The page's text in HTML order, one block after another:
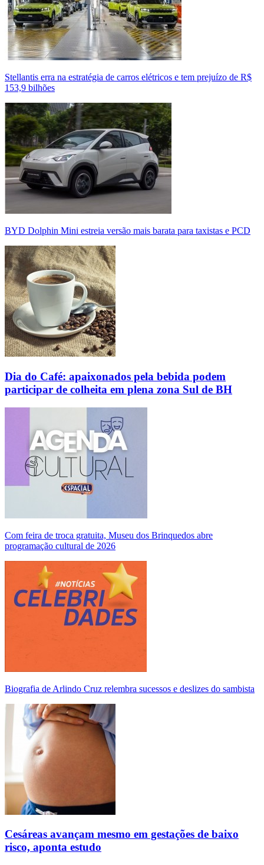
Stellantis erra na estratégia de carros elétricos e tem prejuízo de R$
153,9 bilhões
BYD Dolphin Mini estreia versão mais barata para taxistas e PCD
Dia do Café: apaixonados pela bebida podem
participar de colheita em plena zona Sul de BH
Com feira de troca gratuita, Museu dos Brinquedos abre
programação cultural de 2026
Biografia de Arlindo Cruz relembra sucessos e deslizes do sambista
Cesáreas avançam mesmo em gestações de baixo
risco, aponta estudo